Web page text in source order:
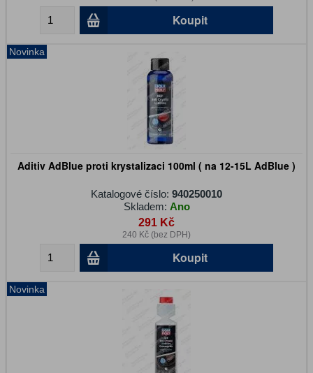
Koupit
Novinka
Aditiv AdBlue proti krystalizaci 100ml ( na 12-15L AdBlue )
Katalogové číslo: 940250010
Skladem: Ano
291 Kč
240 Kč (bez DPH)
Koupit
Novinka